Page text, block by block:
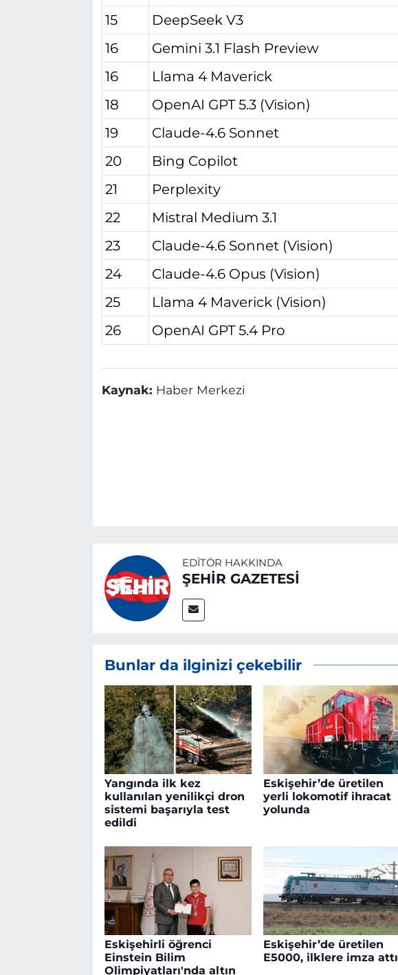
15
DeepSeek V3
16
Gemini 3.1 Flash Preview
16
Llama 4 Maverick
18
OpenAI GPT 5.3 (Vision)
19
Claude-4.6 Sonnet
20
Bing Copilot
21
Perplexity
22
Mistral Medium 3.1
23
Claude-4.6 Sonnet (Vision)
24
Claude-4.6 Opus (Vision)
25
Llama 4 Maverick (Vision)
26
OpenAI GPT 5.4 Pro
Kaynak: Haber Merkezi
EDITÖR HAKKINDA
ŞEHİR GAZETESİ
Bunlar da ilginizi çekebilir
Yangında ilk kez
kullanılan yenilikçi dron
sistemi başarıyla test
edildi
Eskişehir’de üretilen
yerli lokomotif ihracat
yolunda
Eskişehirli öğrenci
Einstein Bilim
Olimpiyatları'nda altın
Eskişehir’de üretilen
E5000, ilklere imza attı